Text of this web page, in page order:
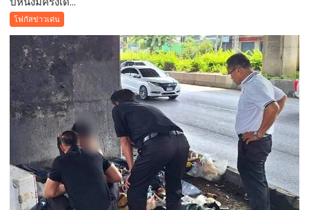
ครั้ง
เดียว!
12
สิงหาคม
แม่
เข้า
ฟรี
สวน
นงนุช
พัทยา
มอบ
โฟกัสข่าวเด่น